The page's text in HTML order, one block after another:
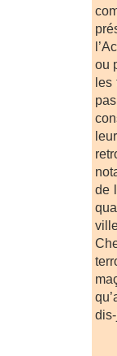
ou
les
de